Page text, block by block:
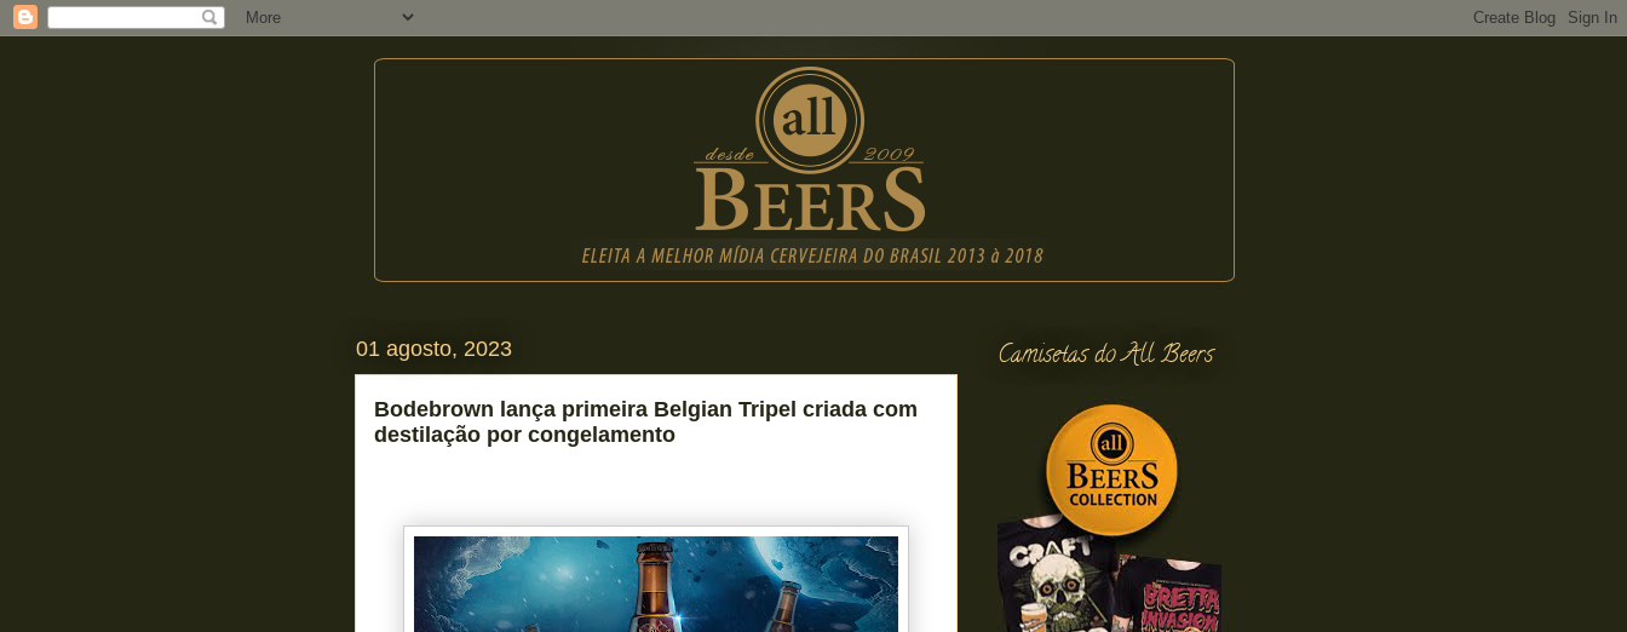
01 agosto, 2023
Bodebrown lança primeira Belgian Tripel criada com
destilação por congelamento
Camisetas do All Beers